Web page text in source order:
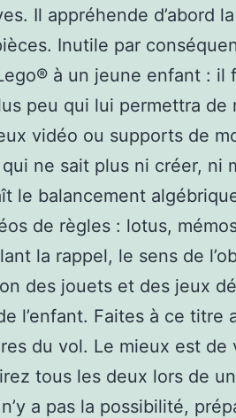
Il appréhende d’abord
Inutile par
à un jeune enfant : il
peu qui lui permettra de
vidéo ou supports de
qui ne sait plus ni créer, ni
le balancement
de règles : lotus,
la rappel, le sens de
des jouets et des jeux
l’enfant. Faites à ce titre
du vol. Le mieux est de
tous les deux lors de
a pas la possibilité,